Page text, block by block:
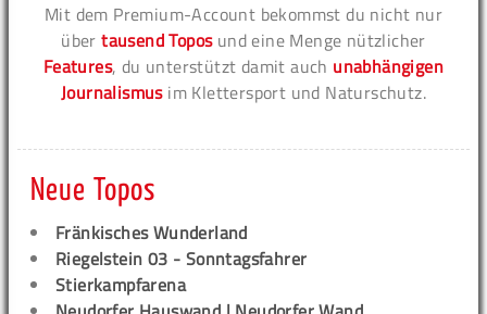
Mit dem Premium-Account bekommst du nicht nur
übertausend Toposund eine Menge nützlicher
Features, du unterstützt damit auch unabhängigen
Journalismusim Klettersport und Naturschutz.
Neue Topos
Fränkisches Wunderland
Riegelstein 03 - Sonntagsfahrer
Stierkampfarena